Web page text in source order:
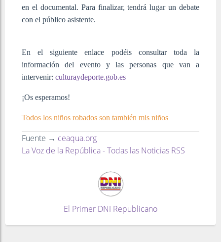
en el documental. Para finalizar, tendrá lugar un debate
con el público asistente.
En el siguiente enlace podéis consultar toda la
información del evento y las personas que van a
intervenir: culturaydeporte.gob.es
¡Os esperamos!
Todos los niños robados son también mis niños
Fuente → ceaqua.org
La Voz de la República - Todas las Noticias RSS
El Primer DNI Republicano